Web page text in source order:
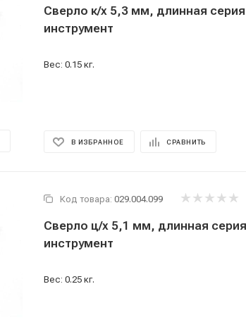
Сверло к/х 5,3 мм, длинная
инструмент
Вес: 0.15 кг.
В ИЗБРАННОЕ СРАВНИТЬ
Код товара: 029.004.099
Сверло ц/х 5,1 мм, длинная
инструмент
Вес: 0.25 кг.